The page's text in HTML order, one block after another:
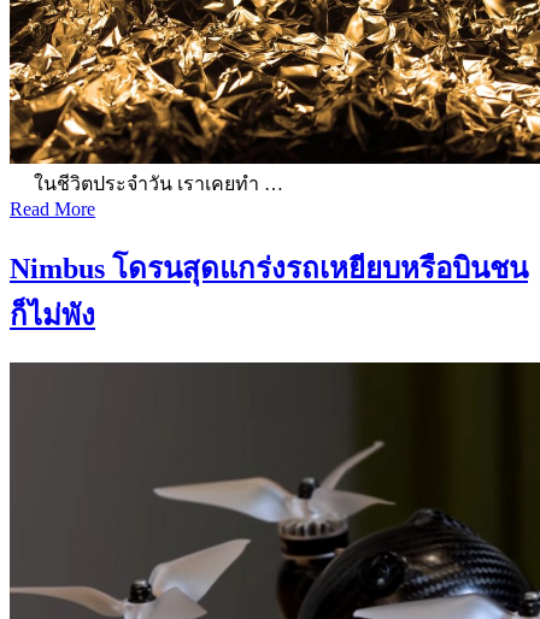
ในชีวิตประจำวัน เราเคยทำ …
Read More
Nimbus โดรนสุดแกร่งรถเหยียบหรือบินชน
ก็ไม่พัง